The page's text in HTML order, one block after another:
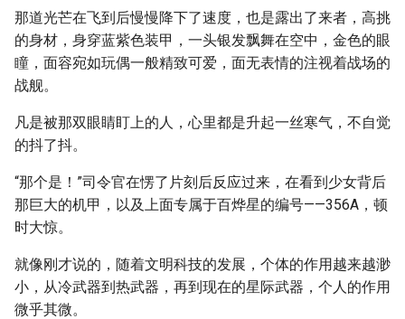
那道光芒在飞到后慢慢降下了速度，也是露出了来者，高挑
的身材，身穿蓝紫色装甲，一头银发飘舞在空中，金色的眼
瞳，面容宛如玩偶一般精致可爱，面无表情的注视着战场的
战舰。
凡是被那双眼睛盯上的人，心里都是升起一丝寒气，不自觉
的抖了抖。
“那个是！”司令官在愣了片刻后反应过来，在看到少女背后
那巨大的机甲，以及上面专属于百烨星的编号——356A，顿
时大惊。
就像刚才说的，随着文明科技的发展，个体的作用越来越渺
小，从冷武器到热武器，再到现在的星际武器，个人的作用
微乎其微。